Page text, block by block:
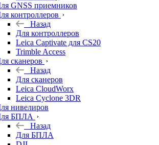
GNSS приемников
контроллеров
Назад
Для контроллеров
Leica Captivate для CS20
Trimble Access
сканеров
Назад
Для сканеров
Leica CloudWorx
Leica Cyclone 3DR
нивелиров
БПЛА
Назад
Для БПЛА